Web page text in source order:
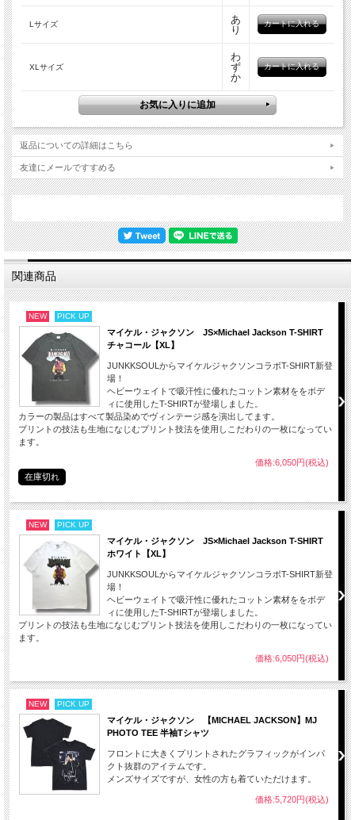
Lサイズ
あ
り
XLサイズ
わ
ず
か
返品についての詳細はこちら
友達にメールですすめる
関連商品
NEW PICK UP
マイケル・ジャクソン JS×Michael Jackson T-SHIRT
チャコール【XL】
JUNKKSOULからマイケルジャクソンコラボT-SHIRT新登
場！
ヘビーウェイトで吸汗性に優れたコットン素材ををボデ
ィに使用したT-SHIRTが登場しました。
カラーの製品はすべて製品染めでヴィンテージ感を演出してます。
プリントの技法も生地になじむプリント技法を使用しこだわりの一枚になってい
ます。
価格:6,050円(税込)
在庫切れ
NEW PICK UP
マイケル・ジャクソン JS×Michael Jackson T-SHIRT
ホワイト【XL】
JUNKKSOULからマイケルジャクソンコラボT-SHIRT新登
場！
ヘビーウェイトで吸汗性に優れたコットン素材ををボデ
ィに使用したT-SHIRTが登場しました。
プリントの技法も生地になじむプリント技法を使用しこだわりの一枚になってい
ます。
価格:6,050円(税込)
NEW PICK UP
マイケル・ジャクソン 【MICHAEL JACKSON】MJ
PHOTO TEE 半袖Tシャツ
フロントに大きくプリントされたグラフィックがインパ
クト抜群のアイテムです。
メンズサイズですが、女性の方も着ていただけます。
価格:5,720円(税込)